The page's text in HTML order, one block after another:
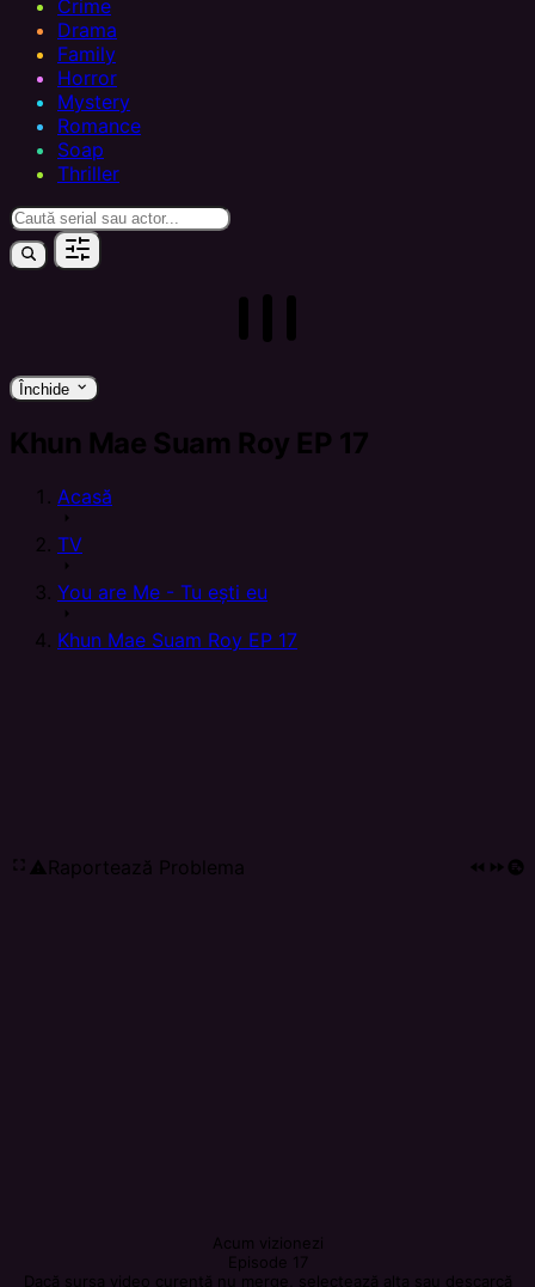
Crime
Drama
Family
Horror
Mystery
Romance
Soap
Thriller
Închide keyboard_arrow_down
Khun Mae Suam Roy EP 17
Acasă
arrow_right
TV
arrow_right
You are Me - Tu ești eu
arrow_right
Khun Mae Suam Roy EP 17
report_problem Raportează Problema fast_rewind fast_forward playlist_add_circle
Acum vizionezi
Episode 17
Dacă sursa video curentă nu merge, selectează alta sau descarcă